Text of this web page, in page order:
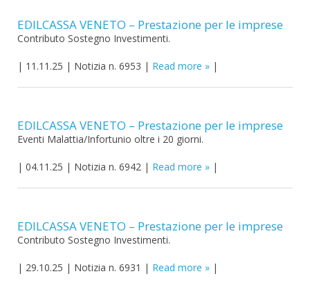
EDILCASSA VENETO – Prestazione per le imprese
Contributo Sostegno Investimenti.
| 11.11.25 | Notizia n. 6953 | Read more |
EDILCASSA VENETO – Prestazione per le imprese
Eventi Malattia/Infortunio oltre i 20 giorni.
| 04.11.25 | Notizia n. 6942 | Read more |
EDILCASSA VENETO – Prestazione per le imprese
Contributo Sostegno Investimenti.
| 29.10.25 | Notizia n. 6931 | Read more |